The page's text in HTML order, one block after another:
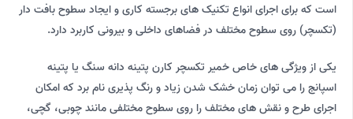
است که برای اجرای انواع تکنیک های برجسته کاری و ایجاد سطوح بافت دار
(تکسچر) روی سطوح مختلف در فضاهای داخلی و بیرونی کاربرد دارد.
یکی از ویژگی های خاص خمیر تکسچر کارن پتینه دانه سنگ یا پتینه
اسپانج را می توان زمان خشک شدن زیاد و رنگ پذیری نام برد که امکان
اجرای طرح و نقش های مختلف را روی سطوح مختلفی مانند چوبی، گچی،